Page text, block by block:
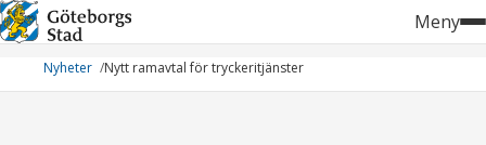
Hoppa
till
innehåll
Meny
Nyheter Nytt ramavtal för tryckeritjänster